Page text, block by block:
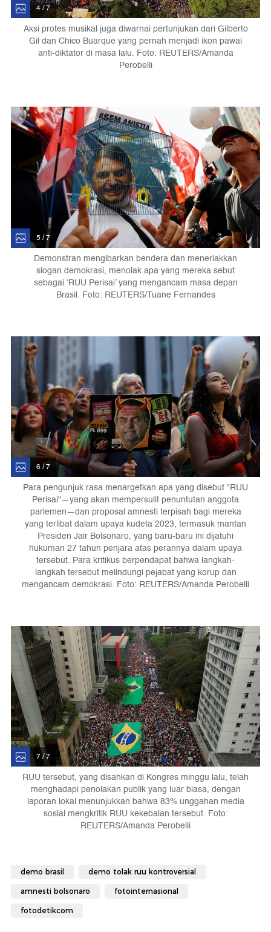
4 / 7
Aksi protes musikal juga diwarnai pertunjukan dari Gilberto
Gil dan Chico Buarque yang pernah menjadi ikon pawai
anti-diktator di masa lalu. Foto: REUTERS/Amanda
Perobelli
5 / 7
Demonstran mengibarkan bendera dan meneriakkan
slogan demokrasi, menolak apa yang mereka sebut
sebagai ‘RUU Perisai’ yang mengancam masa depan
Brasil. Foto: REUTERS/Tuane Fernandes
6 / 7
Para pengunjuk rasa menargetkan apa yang disebut "RUU
Perisai"—yang akan mempersulit penuntutan anggota
parlemen—dan proposal amnesti terpisah bagi mereka
yang terlibat dalam upaya kudeta 2023, termasuk mantan
Presiden Jair Bolsonaro, yang baru-baru ini dijatuhi
hukuman 27 tahun penjara atas perannya dalam upaya
tersebut. Para kritikus berpendapat bahwa langkah-
langkah tersebut melindungi pejabat yang korup dan
mengancam demokrasi. Foto: REUTERS/Amanda Perobelli
7 / 7
RUU tersebut, yang disahkan di Kongres minggu lalu, telah
menghadapi penolakan publik yang luar biasa, dengan
laporan lokal menunjukkan bahwa 83% unggahan media
sosial mengkritik RUU kekebalan tersebut. Foto:
REUTERS/Amanda Perobelli
demo brasil demo tolak ruu kontroversial
amnesti bolsonaro fotointernasional
fotodetikcom